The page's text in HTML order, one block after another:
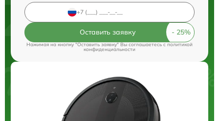
Оставить заявку
Нажимая на кнопку "Оставить заявку" Вы соглашаетесь cполитикой
конфиденциальности